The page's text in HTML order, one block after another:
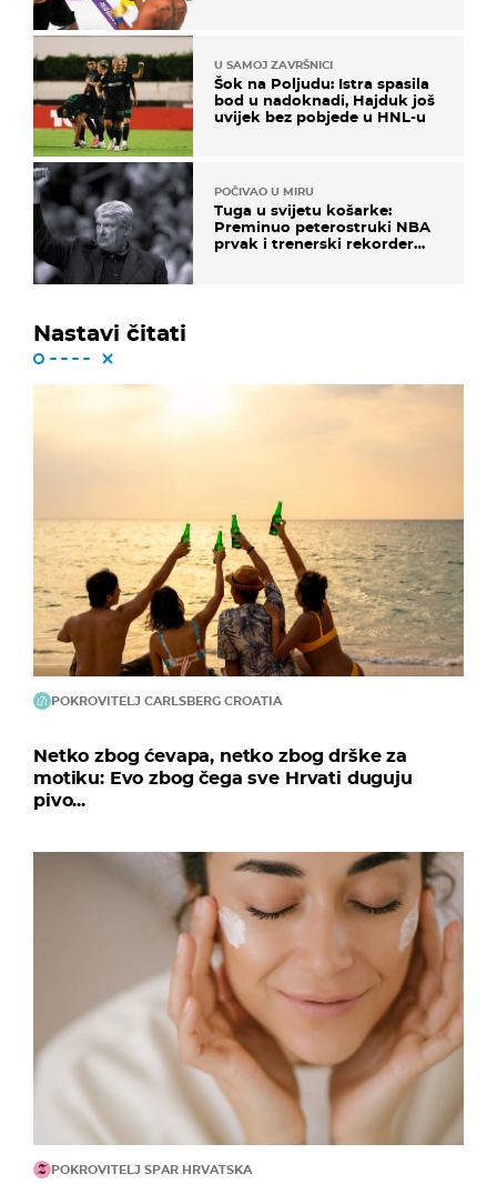
U SAMOJ ZAVRŠNICI
Šok na Poljudu: Istra spasila
bod u nadoknadi, Hajduk još
uvijek bez pobjede u HNL-u
POČIVAO U MIRU
Tuga u svijetu košarke:
Preminuo peterostruki NBA
prvak i trenerski rekorder
Nastavi čitati
POKROVITELJ CARLSBERG CROATIA
Netko zbog ćevapa, netko zbog drške za
motiku: Evo zbog čega sve Hrvati duguju
pivo...
POKROVITELJ SPAR HRVATSKA